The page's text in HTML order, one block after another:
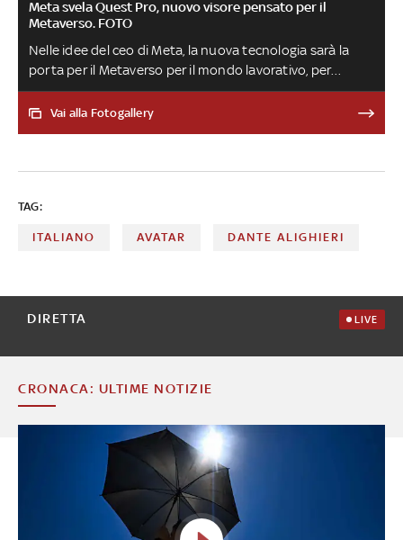
Meta svela Quest Pro, nuovo visore pensato per il
Metaverso. FOTO
Nelle idee del ceo di Meta, la nuova tecnologia sarà la
porta per il Metaverso per il mondo lavorativo, per
migliorare e potenziare imprese e aziende. Costerà
intorno ai 1500 dollari (1.799,99 euro) ed è stato
e visualizzarlo all'interno del visore in tempo reale e a
Vai alla Fotogallery
TAG:
ITALIANO AVATAR DANTE ALIGHIERI
DIRETTA LIVE
CRONACA: ULTIME NOTIZIE